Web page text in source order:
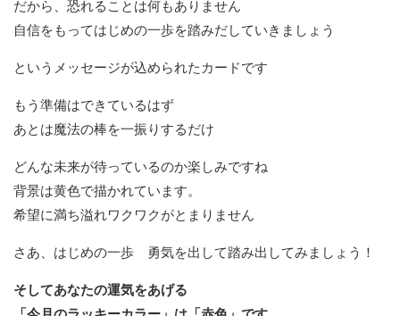
だから、恐れることは何もありません
自信をもってはじめの一歩を踏みだしていきましょう
というメッセージが込められたカードです
もう準備はできているはず
あとは魔法の棒を一振りするだけ
どんな未来が待っているのか楽しみですね
背景は黄色で描かれています。
希望に満ち溢れワクワクがとまりません
さあ、はじめの一歩 勇気を出して踏み出してみましょう！
そしてあなたの運気をあげる